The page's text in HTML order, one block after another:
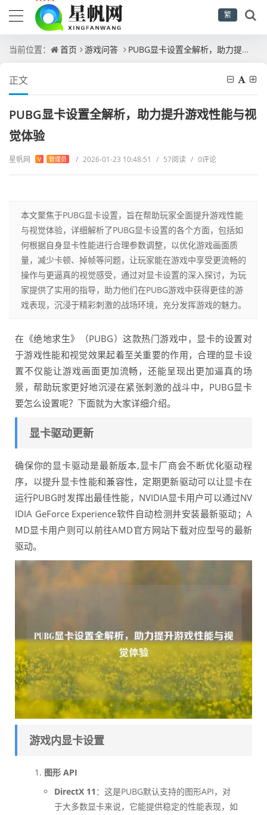
繁
当前位置： 首页 游戏问答 PUBG显卡设置全解析，助力提升游戏性能与视觉体验
正文
PUBG显卡设置全解析，助力提升游戏性能与视
觉体验
星帆网 V 管理员 / 2026-01-23 10:48:51 / 57阅读 / 0评论
本文聚焦于PUBG显卡设置，旨在帮助玩家全面提升游戏性能
与视觉体验，详细解析了PUBG显卡设置的各个方面，包括如
何根据自身显卡性能进行合理参数调整，以优化游戏画面质
量，减少卡顿、掉帧等问题，让玩家能在游戏中享受更流畅的
操作与更逼真的视觉感受，通过对显卡设置的深入探讨，为玩
家提供了实用的指导，助力他们在PUBG游戏中获得更佳的游
戏表现，沉浸于精彩刺激的战场环境，充分发挥游戏的魅力。
在《绝地求生》（PUBG）这款热门游戏中，显卡的设置对
于游戏性能和视觉效果起着至关重要的作用，合理的显卡设
置不仅能让游戏画面更加流畅，还能呈现出更加逼真的场
景，帮助玩家更好地沉浸在紧张刺激的战斗中，PUBG显卡
要怎么设置呢？下面就为大家详细介绍。
显卡驱动更新
确保你的显卡驱动是最新版本,显卡厂商会不断优化驱动程
序，以提升显卡性能和兼容性，定期更新驱动可以让显卡在
运行PUBG时发挥出最佳性能，NVIDIA显卡用户可以通过NV
IDIA GeForce Experience软件自动检测并安装最新驱动；A
MD显卡用户则可以前往AMD官方网站下载对应型号的最新
驱动。
游戏内显卡设置
图形 API
DirectX 11 ：这是PUBG默认支持的图形API，对
于大多数显卡来说，它能提供稳定的性能表现，如